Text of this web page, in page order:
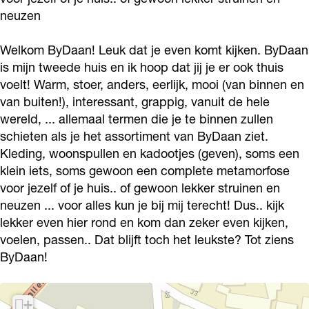
o
n
L
i
v
i
n
g
G
i
i
n
h
i
o
n
L
i
v
n
g
i
s
h
i
o
n
L
i
v
i
n
G
o
n
L
v
i
n
g
G
i
v
i
n
n
a
s
h
i
o
n
L
v
i
g
neuzen
Welkom ByDaan! Leuk dat je even komt kijken. ByDaan
is mijn tweede huis en ik hoop dat jij je er ook thuis
voelt! Warm, stoer, anders, eerlijk, mooi (van binnen en
van buiten!), interessant, grappig, vanuit de hele
wereld, ... allemaal termen die je te binnen zullen
schieten als je het assortiment van ByDaan ziet.
Kleding, woonspullen en kadootjes (geven), soms een
klein iets, soms gewoon een complete metamorfose
voor jezelf of je huis.. of gewoon lekker struinen en
neuzen ... voor alles kun je bij mij terecht! Dus.. kijk
lekker even hier rond en kom dan zeker even kijken,
voelen, passen.. Dat blijft toch het leukste? Tot ziens
ByDaan!
+